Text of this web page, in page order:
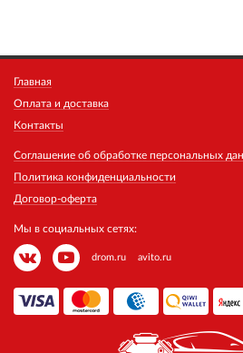
Главная
Оплата и доставка
Контакты
Соглашение об обработке персональных
Политика конфиденциальности
Договор-оферта
Мы в социальных сетях:
drom.ru avito.ru